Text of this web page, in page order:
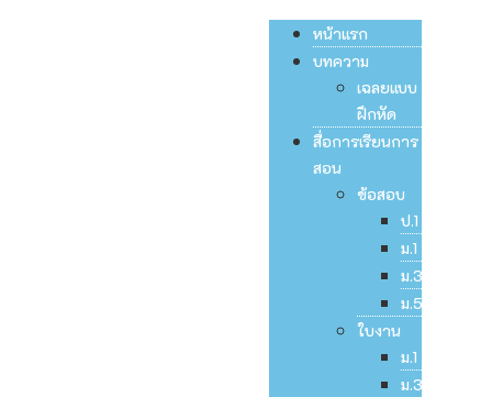
หน้าแรก
บทความ
เฉลยแบบ
ฝึกหัด
สื่อการเรียนการ
สอน
ข้อสอบ
ป.1
ม.1
ม.3
ม.5
ใบงาน
ม.1
ม.3